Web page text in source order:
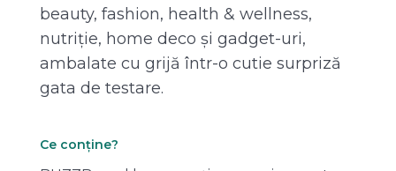
beauty, fashion, health & wellness,
nutriție, home deco și gadget-uri,
ambalate cu grijă într-o cutie surpriză
gata de testare.
Ce conține?